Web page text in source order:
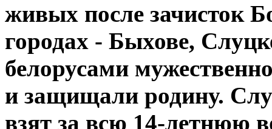
живых после зачисток
городах - Быхове,
белорусами
и защищали родину.
взят за всю 14-летнюю